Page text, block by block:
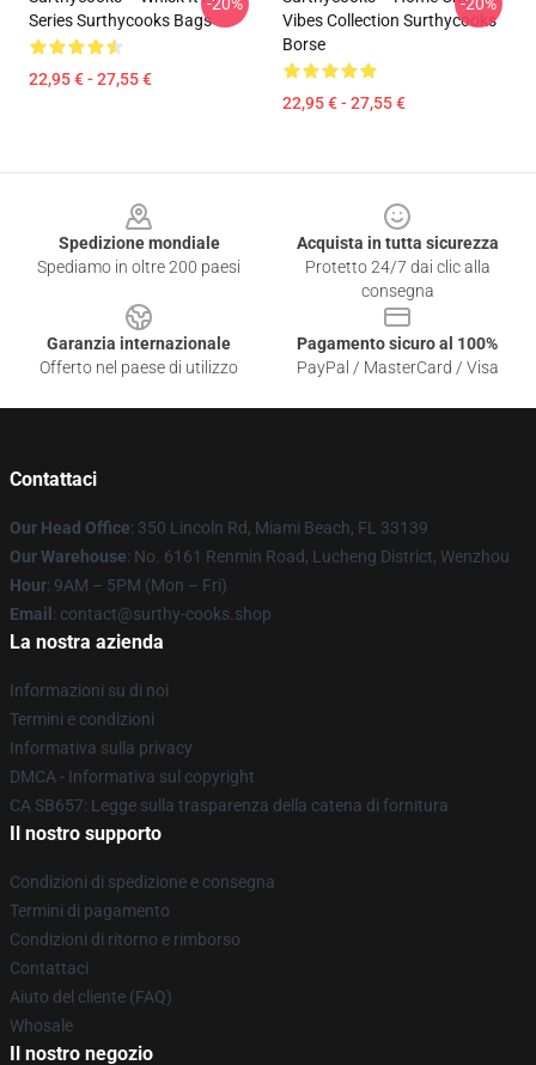
Series Surthycooks Bags
22,95 € - 27,55 €
Vibes Collection Surthycooks
Borse
22,95 € - 27,55 €
Spedizione mondiale
Spediamo in oltre 200 paesi
Acquista in tutta sicurezza
Protetto 24/7 dai clic alla
consegna
Garanzia internazionale
Offerto nel paese di utilizzo
Pagamento sicuro al 100%
PayPal / MasterCard / Visa
Contattaci
Our Head Office: 350 Lincoln Rd, Miami Beach, FL 33139
Our Warehouse: No. 6161 Renmin Road, Lucheng District, Wenzhou
Hour: 9AM – 5PM (Mon – Fri)
Email : contact@surthy-cooks.shop
La nostra azienda
Informazioni su di noi
Termini e condizioni
Informativa sulla privacy
DMCA - Informativa sul copyright
CA SB657: Legge sulla trasparenza della catena di fornitura
Il nostro supporto
Condizioni di spedizione e consegna
Termini di pagamento
Condizioni di ritorno e rimborso
Contattaci
Aiuto del cliente (FAQ)
Whosale
Il nostro negozio